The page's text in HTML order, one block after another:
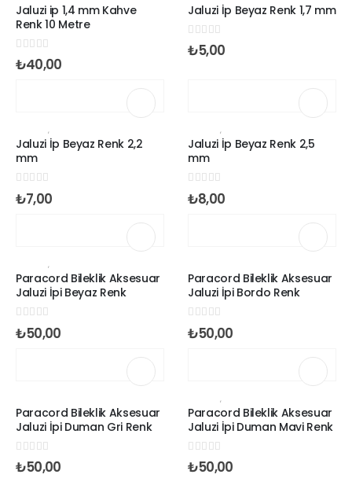
Jaluzi ip 1,4 mm Kahve
Renk 10 Metre
0out of 5
₺40,00
Jaluzi İp Beyaz Renk 1,7 mm
0out of 5
₺5,00
JALUZI İPI,
Jaluzi İp Beyaz Renk 2,2
mm
0 out of 5
₺7,00
JALUZI İPI,
Jaluzi İp Beyaz Renk 2,5
mm
0 out of 5
₺8,00
JALUZI İPI,
Paracord Bileklik Aksesuar
Jaluzi İpi Beyaz Renk
0 out of 5
₺50,00
Paracord Bileklik Aksesuar
Jaluzi İpi Bordo Renk
0 out of 5
₺50,00
Paracord Bileklik Aksesuar
Jaluzi İpi Duman Gri Renk
0out of 5
₺50,00
JALUZI İPI,
Paracord Bileklik Aksesuar
Jaluzi İpi Duman Mavi Renk
0out of 5
₺50,00